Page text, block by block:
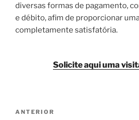
diversas formas de pagamento,
e débito, afim de proporcionar
completamente satisfatória.
Solicite aqui uma
Navegação
Post
ANTERIOR